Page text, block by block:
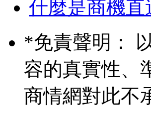
什麼是商機直
*免責聲明：
容的真實性、
商情網對此不